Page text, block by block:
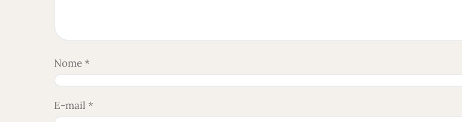
Nome*
E-mail *